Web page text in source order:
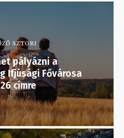
SZTORI
pályázni a
Ifjúsági Fővárosa
címre